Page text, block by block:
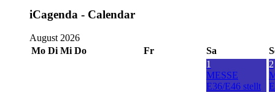
iCagenda - Calendar
August 2026
Mo Di Mi Do Fr Sa
1
MESSE
E36/E46 stellt
2